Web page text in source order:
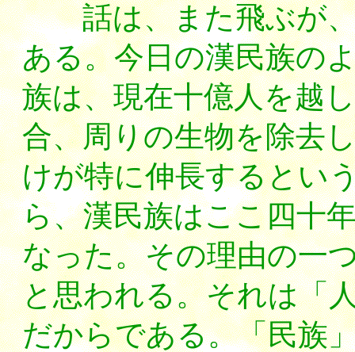
話は、また飛ぶが、
ある。今日の漢民族の
族は、現在十億人を越
合、周りの生物を除去
けが特に伸長するとい
ら、漢民族はここ四十
なった。その理由の一
と思われる。それは「
だからである。「民族